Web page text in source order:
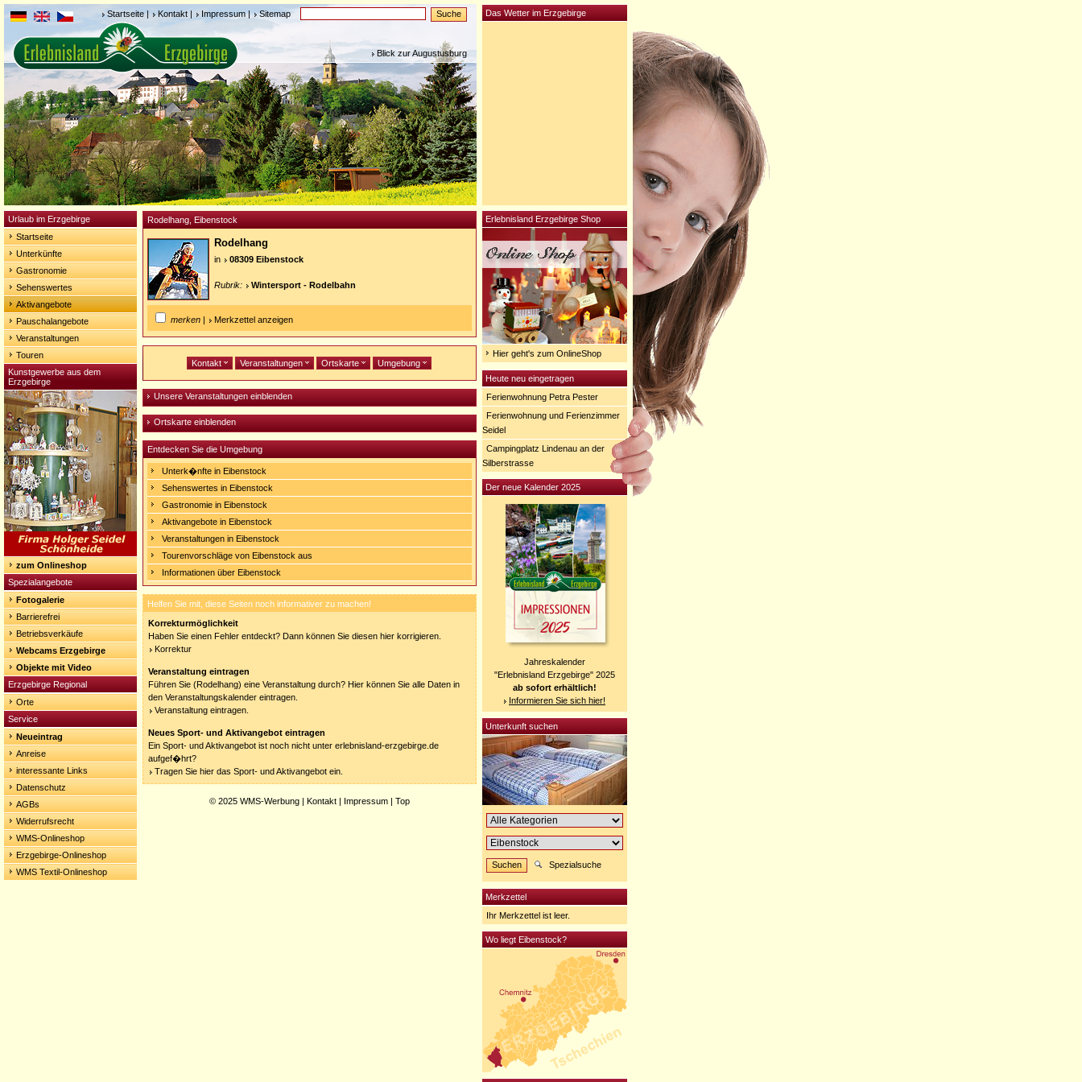
Startseite | Kontakt | Impressum| Sitemap
Blick zur Augustusburg
Urlaub im Erzgebirge
Startseite
Unterkünfte
Gastronomie
Sehenswertes
Aktivangebote
Pauschalangebote
Veranstaltungen
Touren
Kunstgewerbe aus dem
Erzgebirge
zum Onlineshop
Spezialangebote
Fotogalerie
Barrierefrei
Betriebsverkäufe
Webcams Erzgebirge
Objekte mit Video
Erzgebirge Regional
Orte
Service
Neueintrag
Anreise
interessante Links
Datenschutz
AGBs
Widerrufsrecht
WMS-Onlineshop
Erzgebirge-Onlineshop
WMS Textil-Onlineshop
Rodelhang, Eibenstock
Rodelhang
in 08309 Eibenstock
Rubrik: Wintersport - Rodelbahn
merken | Merkzettel anzeigen
Kontakt Veranstaltungen Ortskarte Umgebung
Unsere Veranstaltungen einblenden
Ortskarte einblenden
Entdecken Sie die Umgebung
Unterk�nfte in Eibenstock
Sehenswertes in Eibenstock
Gastronomie in Eibenstock
Aktivangebote in Eibenstock
Veranstaltungen in Eibenstock
Tourenvorschläge von Eibenstock aus
Informationen über Eibenstock
Helfen Sie mit, diese Seiten noch informativer zu machen!
Korrekturmöglichkeit
Haben Sie einen Fehler entdeckt? Dann können Sie diesen hier korrigieren.
Korrektur
Veranstaltung eintragen
Führen Sie (Rodelhang) eine Veranstaltung durch? Hier können Sie alle Daten in
den Veranstaltungskalender eintragen.
Veranstaltung eintragen.
Neues Sport- und Aktivangebot eintragen
Ein Sport- und Aktivangebot ist noch nicht unter erlebnisland-erzgebirge.de
aufgef�hrt?
Tragen Sie hier das Sport- und Aktivangebot ein.
© 2025 WMS-Werbung | Kontakt | Impressum | Top
Erlebnisland Erzgebirge Shop
Hier geht's zum OnlineShop
Heute neu eingetragen
Ferienwohnung Petra Pester
Ferienwohnung und Ferienzimmer
Seidel
Campingplatz Lindenau an der
Silberstrasse
Der neue Kalender 2025
Jahreskalender
"Erlebnisland Erzgebirge" 2025
ab sofort erhältlich!
Informieren Sie sich hier!
Unterkunft suchen
Spezialsuche
Merkzettel
Ihr Merkzettel ist leer.
Wo liegt Eibenstock?
Das Wetter im Erzgebirge